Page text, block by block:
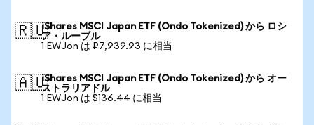
🇷🇺iShares MSCI Japan ETF (Ondo Tokenized) から ロシ
ア・ルーブル
1 EWJon は ₽7,939.93 に相当
🇦🇺iShares MSCI Japan ETF (Ondo Tokenized) から オー
ストラリアドル
1 EWJon は $136.44 に相当